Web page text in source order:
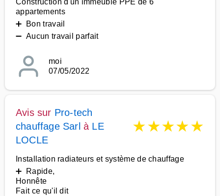
Construction d'un immeuble PPE de 6
appartements
➕ Bon travail
➖ Aucun travail parfait
moi
07/05/2022
Avis sur Pro-tech
chauffage Sarl à LE
LOCLE
★★★★★
Installation radiateurs et système de chauffage
➕ Rapide,
Honnête
Fait ce qu'il dit